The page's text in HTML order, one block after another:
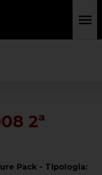
2ª
Pack - Tipologia: